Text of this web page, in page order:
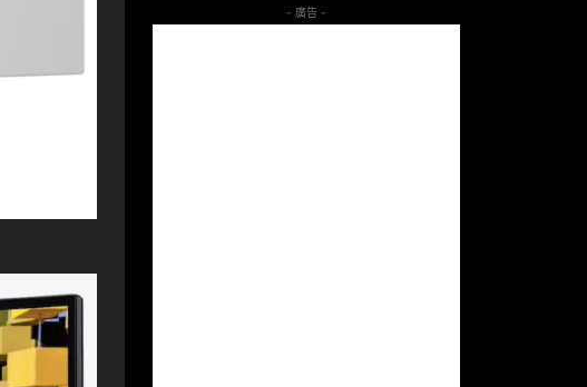
- 廣告 -